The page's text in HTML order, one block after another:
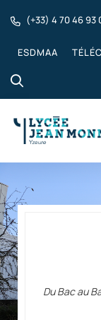
(+33) 4 70 46 93
ESDMAA
Du Bac au